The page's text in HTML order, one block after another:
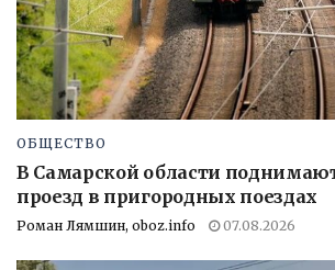
ОБЩЕСТВО
В Самарской области
проезд в пригородных поездах
Роман Лямшин, oboz.info 07.08.2026